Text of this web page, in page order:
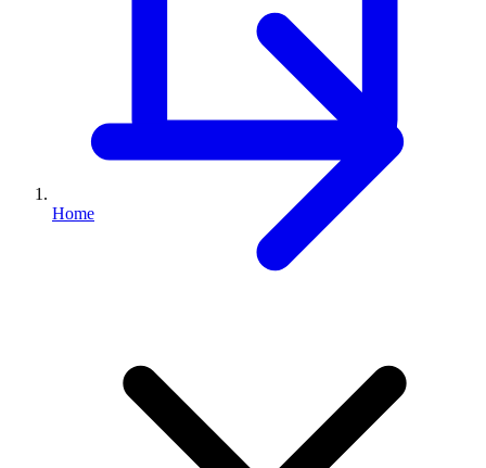
Home